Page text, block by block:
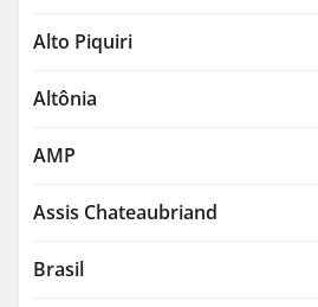
Alto Piquiri
Altônia
AMP
Assis Chateaubriand
Brasil